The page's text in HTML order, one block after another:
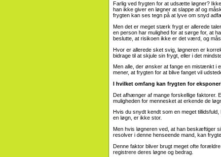
Farlig ved frygten for at udsætte løgner?
han ikke giver en løgner at slappe af og
frygten kan ses tegn på at lyve om snyd
Men det er meget stærk frygt er allerede
en person har mulighed for at sørge for, at
beslutte, at risikoen ikke er det værd, og
Hvor er allerede sket svig, løgneren er
bidrage til at skjule sin frygt, eller i det
Men alle, der ønsker at fange en mistænkt i
mener, at frygten for at blive fanget vil
I hvilket omfang kan frygten for
Det afhænger af mange forskellige faktorer.
muligheden for mennesket at erkende de
Hvis du snydt kendt som en meget
en løgn, er ikke stor.
Men hvis løgneren ved, at han beskæftiger
resolver i denne henseende mand, kan
Denne faktor bliver brugt meget ofte
registrere deres løgne og bedrag.